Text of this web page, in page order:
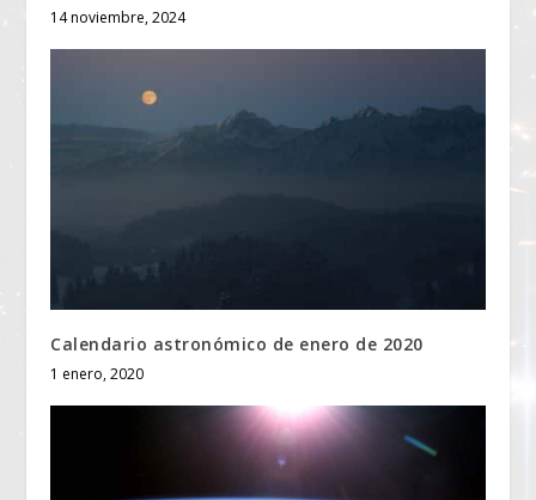
14 noviembre, 2024
Calendario astronómico de enero de 2020
1 enero, 2020